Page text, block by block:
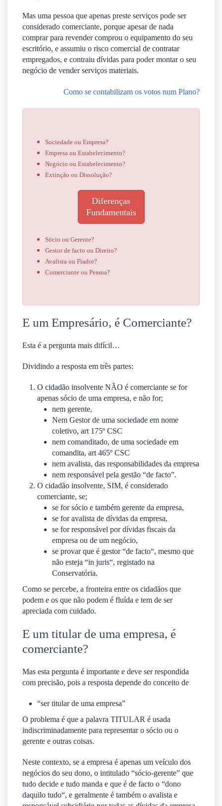
Mas uma pessoa que apenas preste serviços pode ser
considerado comerciante, porque apesar de nada
comprar para revender comprou o equipamento do seu
escritório, e assumiu o risco comercial de contratar
empregados, e contraiu dívidas para poder montar o seu
negócio de vender serviços materiais.
Como se contabilizam os votos num Plano?
Sociedade ou Empresa?
Empresa ou Estabelecimento?
Negócio ou Estabelecimento?
Extinção ou Dissolução?
Diferenças
Fundamentais
Sócio ou Gerente?
Gestor de facto ou Direito?
Avalista ou Fiador?
Comerciante ou Pessoa?
E um Empresário, é Comerciante?
Esta é a pergunta mais difícil…
Dividindo a resposta em três partes:
O cidadão insolvente NÃO é comerciante se for
apenas sócio de uma empresa, e não for;
nem gerente,
Nem Gestor de uma sociedade em nome
coletivo, art 175º CSC
nem comanditado, de uma sociedade em
comandita, art 465º CSC
nem avalista, das responsabilidades da empresa
nem responsável pela gestão “de facto”.
O cidadão insolvente, SIM, é considerado
comerciante, se;
se for sócio e também gerente da empresa,
se for avalista de dívidas da empresa,
se for responsável por dívidas fiscais da
empresa ou de um negócio,
se provar que é gestor “de facto“, mesmo que
não esteja “in juris“, registado na
Conservatória.
Como se percebe, a fronteira entre os cidadãos que
podem e os que não podem é fluída e tem de ser
apreciada com cuidado.
E um titular de uma empresa, é
comerciante?
Mas esta pergunta é importante e deve ser respondida
com precisão, pois a resposta depende do conceito de
“ser titular de uma empresa”
O problema é que a palavra TITULAR é usada
indiscriminadamente para representar o sócio ou o
gerente e outras coisas.
Neste contexto, se a empresa é apenas um veículo dos
negócios do seu dono, o intitulado “sócio-gerente” que
tudo decide e tudo manda e que é de facto o “dono
daquilo tudo“, e geralmente é também o avalista e